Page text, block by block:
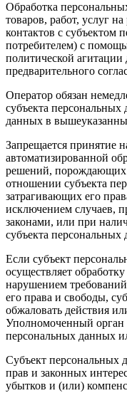
Обработка
товаров, работ, услуг
контактов с субъектом
потребителем) с
политической агитации
предварительного
Оператор обязан
субъекта
данных в
Запрещается принятие
автоматизированной
решений, порождающих
отношении субъекта
затрагивающих его
исключением случаев,
законами, или при
субъекта персональных
Если субъект
осуществляет
нарушением
его права и свободы,
обжаловать действия
Уполномоченный орган
персональных данных
Субъект персональных
прав и законных
убытков и (или)